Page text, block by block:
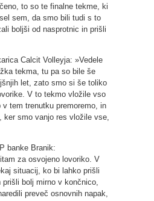
to so te finalne tekme, ki
sem, da smo bili tudi s to
boljši od nasprotnic in prišli
Calcit Volleyja: »Vedele
tekma, tu pa so bile še
let, zato smo si še toliko
V to tekmo vložile vso
tem trenutku premoremo, in
smo vanjo res vložile vse,
banke Branik:
za osvojeno lovoriko. V
situacij, ko bi lahko prišli
bolj mirno v končnico,
preveč osnovnih napak,